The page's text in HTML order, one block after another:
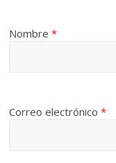
Nombre*
Correo electrónico*